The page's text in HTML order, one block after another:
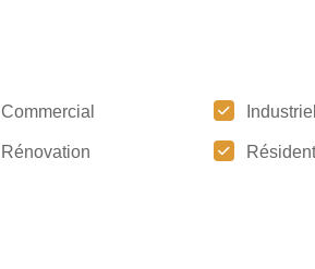
Commercial Industriel
Rénovation